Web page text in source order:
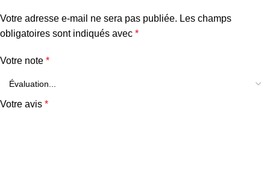
Votre adresse e-mail ne sera pas publiée. Les champs
obligatoires sont indiqués avec *
Votre note *
Votre avis *